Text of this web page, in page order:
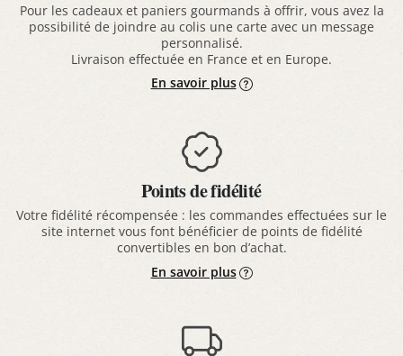
Pour les cadeaux et paniers gourmands à offrir, vous avez la
possibilité de joindre au colis une carte avec un message
personnalisé.
Livraison effectuée en France et en Europe.
En savoir plus
Points de fidélité
Votre fidélité récompensée : les commandes effectuées sur le
site internet vous font bénéficier de points de fidélité
convertibles en bon d’achat.
En savoir plus